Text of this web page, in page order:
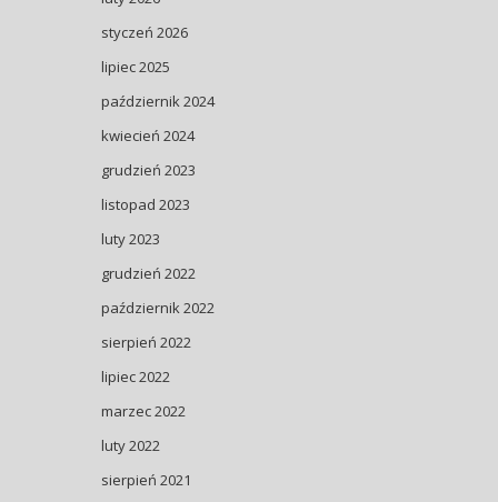
styczeń 2026
lipiec 2025
październik 2024
kwiecień 2024
grudzień 2023
listopad 2023
luty 2023
grudzień 2022
październik 2022
sierpień 2022
lipiec 2022
marzec 2022
luty 2022
sierpień 2021